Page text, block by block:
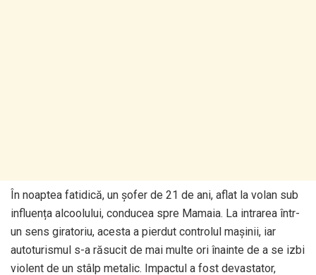
În noaptea fatidică, un șofer de 21 de ani, aflat la volan sub
influența alcoolului, conducea spre Mamaia. La intrarea într-
un sens giratoriu, acesta a pierdut controlul mașinii, iar
autoturismul s-a răsucit de mai multe ori înainte de a se izbi
violent de un stâlp metalic. Impactul a fost devastator,